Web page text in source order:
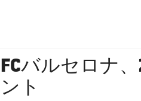
FCバルセロナ
ント